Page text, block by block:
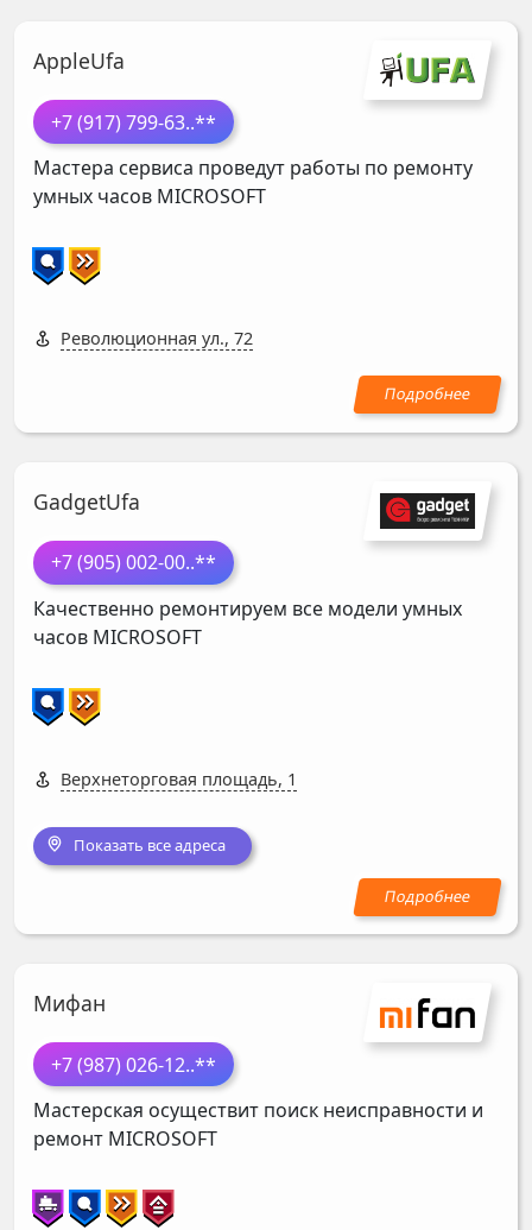
AppleUfa
+7 (917) 799-63..**
Мастера сервиса проведут работы по ремонту
умных часов MICROSOFT
Революционная ул., 72
GadgetUfa
+7 (905) 002-00..**
Качественно ремонтируем все модели умных
часов MICROSOFT
Верхнеторговая площадь, 1
Показать все адреса
Мифан
+7 (987) 026-12..**
Мастерская осуществит поиск неисправности и
ремонт MICROSOFT